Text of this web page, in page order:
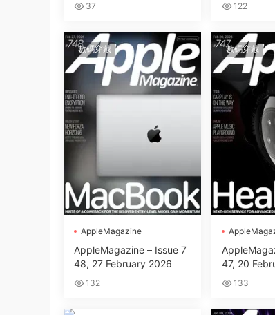
37 122
數碼穿戴
AppleMagazine
AppleMagazine – Issue 7
48, 27 February 2026
132
數碼穿戴
47, 20
133